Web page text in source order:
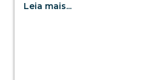
Leia mais...